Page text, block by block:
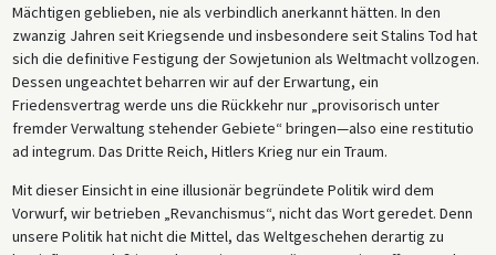
Mächtigen geblieben, nie als verbindlich anerkannt hätten. In den
zwanzig Jahren seit Kriegsende und insbesondere seit Stalins Tod hat
sich die definitive Festigung der Sowjetunion als Weltmacht vollzogen.
Dessen ungeachtet beharren wir auf der Erwartung, ein
Friedensvertrag werde uns die Rückkehr nur „provisorisch unter
fremder Verwaltung stehender Gebiete“ bringen—also eine restitutio
ad integrum. Das Dritte Reich, Hitlers Krieg nur ein Traum.
Mit dieser Einsicht in eine illusionär begründete Politik wird dem
Vorwurf, wir betrieben „Revanchismus“, nicht das Wort geredet. Denn
unsere Politik hat nicht die Mittel, das Weltgeschehen derartig zu